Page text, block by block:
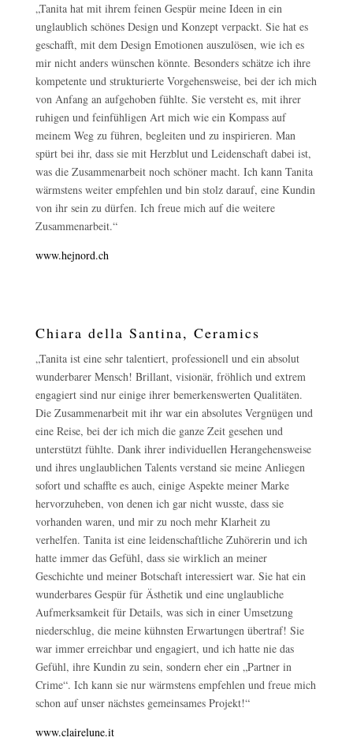
„Tanita hat mit ihrem feinen Gespür meine Ideen in ein
unglaublich schönes Design und Konzept verpackt. Sie hat es
geschafft, mit dem Design Emotionen auszulösen, wie ich es
mir nicht anders wünschen könnte. Besonders schätze ich ihre
kompetente und strukturierte Vorgehensweise, bei der ich mich
von Anfang an aufgehoben fühlte. Sie versteht es, mit ihrer
ruhigen und feinfühligen Art mich wie ein Kompass auf
meinem Weg zu führen, begleiten und zu inspirieren. Man
spürt bei ihr, dass sie mit Herzblut und Leidenschaft dabei ist,
was die Zusammenarbeit noch schöner macht. Ich kann Tanita
wärmstens weiter empfehlen und bin stolz darauf, eine Kundin
von ihr sein zu dürfen. Ich freue mich auf die weitere
Zusammenarbeit.“
www.hejnord.ch
Chiara della Santina, Ceramics
„Tanita ist eine sehr talentiert, professionell und ein absolut
wunderbarer Mensch! Brillant, visionär, fröhlich und extrem
engagiert sind nur einige ihrer bemerkenswerten Qualitäten.
Die Zusammenarbeit mit ihr war ein absolutes Vergnügen und
eine Reise, bei der ich mich die ganze Zeit gesehen und
unterstützt fühlte. Dank ihrer individuellen Herangehensweise
und ihres unglaublichen Talents verstand sie meine Anliegen
sofort und schaffte es auch, einige Aspekte meiner Marke
hervorzuheben, von denen ich gar nicht wusste, dass sie
vorhanden waren, und mir zu noch mehr Klarheit zu
verhelfen. Tanita ist eine leidenschaftliche Zuhörerin und ich
hatte immer das Gefühl, dass sie wirklich an meiner
Geschichte und meiner Botschaft interessiert war. Sie hat ein
wunderbares Gespür für Ästhetik und eine unglaubliche
Aufmerksamkeit für Details, was sich in einer Umsetzung
niederschlug, die meine kühnsten Erwartungen übertraf! Sie
war immer erreichbar und engagiert, und ich hatte nie das
Gefühl, ihre Kundin zu sein, sondern eher ein „Partner in
Crime“. Ich kann sie nur wärmstens empfehlen und freue mich
schon auf unser nächstes gemeinsames Projekt!“
www.clairelune.it